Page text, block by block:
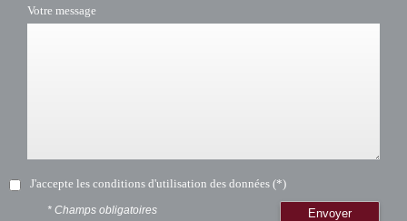
Votre message
J'accepte les conditions d'utilisation des données (*)
Envoyer
* Champs obligatoires